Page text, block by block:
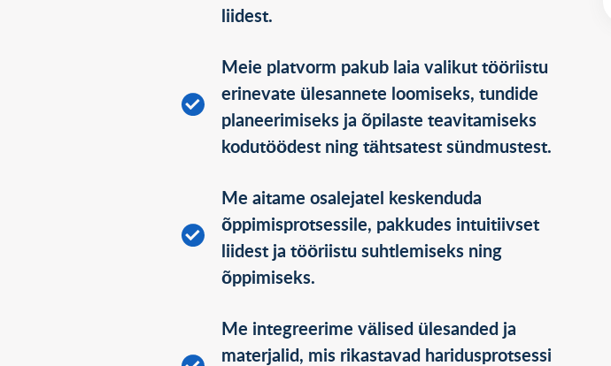
liidest.
Meie platvorm pakub laia valikut tööriistu
erinevate ülesannete loomiseks, tundide
planeerimiseks ja õpilaste teavitamiseks
kodutöödest ning tähtsatest sündmustest.
Me aitame osalejatel keskenduda
õppimisprotsessile, pakkudes intuitiivset
liidest ja tööriistu suhtlemiseks ning
õppimiseks.
Me integreerime välised ülesanded ja
materjalid, mis rikastavad haridusprotsessi